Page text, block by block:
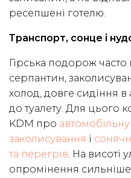
ресепшені готелю.
Транспорт, сонце і
Гірська подорож часто
серпантин,
холод, довге сидіння
до туалету. Для цього
KDM про
заколисування і
та перегрів. На висоті
опромінення